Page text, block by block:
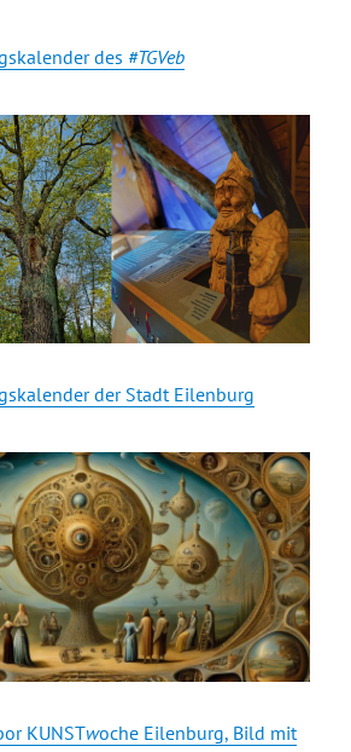
des #TGVeb
der Stadt Eilenburg
KUNSTwoche Eilenburg, Bild mit